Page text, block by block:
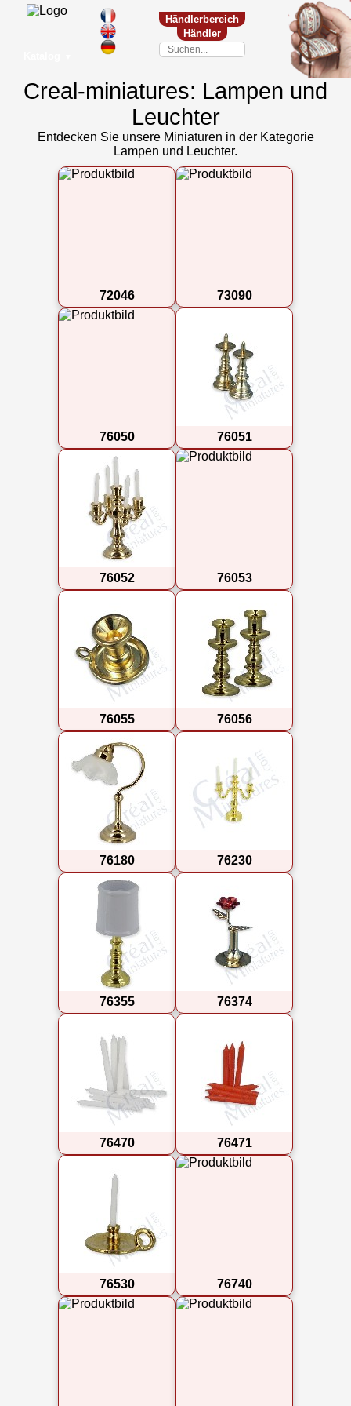
Händlerbereich
Händler
Creal-miniatures: Lampen und
Leuchter
Entdecken Sie unsere Miniaturen in der Kategorie
Lampen und Leuchter.
72046 73090
76050 76051
76052 76053
76055 76056
76180 76230
76355 76374
76470 76471
76530 76740